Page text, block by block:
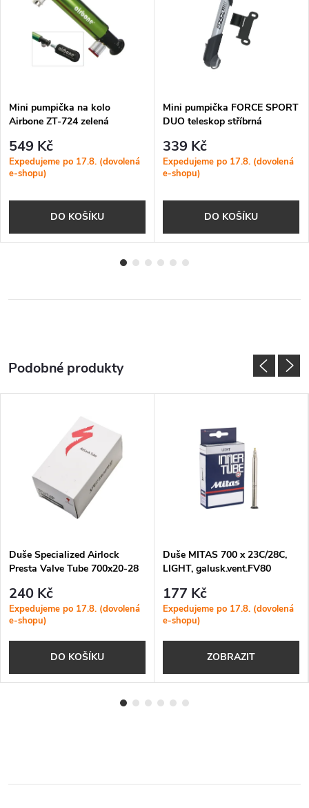
Mini pumpička na kolo
Airbone ZT-724 zelená
549 Kč
Expedujeme po 17.8. (dovolená
e-shopu)
DO KOŠÍKU
Mini pumpička FORCE SPORT
DUO teleskop stříbrná
339 Kč
Expedujeme po 17.8. (dovolená
e-shopu)
DO KOŠÍKU
Duše Specialized Airlock
Presta Valve Tube 700x20-28
240 Kč
Expedujeme po 17.8. (dovolená
e-shopu)
DO KOŠÍKU
Duše MITAS 700 x 23C/28C,
LIGHT, galusk.vent.FV80
177 Kč
Expedujeme po 17.8. (dovolená
e-shopu)
ZOBRAZIT